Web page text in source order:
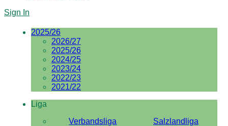
Sign In
2025/26
2026/27
2025/26
2024/25
2023/24
2022/23
2021/22
Liga
Verbandsliga
Salzlandliga